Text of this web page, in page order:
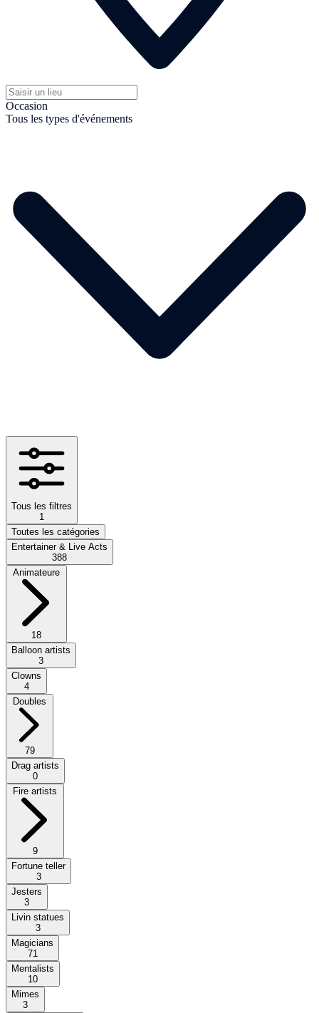
Occasion
Tous les types d'événements
Tous les filtres
1
Toutes les catégories
Entertainer & Live Acts
388
18
Balloon artists
3
Clowns
4
79
Drag artists
0
9
Fortune teller
3
Jesters
3
Livin statues
3
Magicians
71
Mentalists
10
Mimes
3